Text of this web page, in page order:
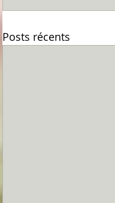
Posts récents